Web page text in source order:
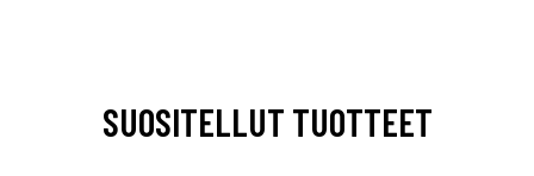
SUOSITELLUT TUOTTEET